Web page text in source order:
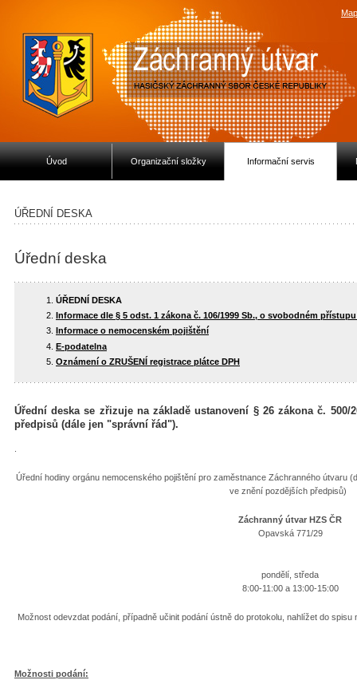
Úvod Organizační složky Informační servis
ÚŘEDNÍ DESKA
Úřední deska
ÚŘEDNÍ DESKA
Informace dle § 5 odst. 1 zákona č. 106/1999 Sb., o svobodném
Informace o nemocenském pojištění
E-podatelna
Oznámení o ZRUŠENÍ registrace plátce DPH
Úřední deska se zřizuje na základě ustanovení § 26 zákona č.
předpisů (dále jen "správní řád").
Úřední hodiny orgánu nemocenského pojištění pro zaměstnance Záchranného útvaru
ve znění pozdějších předpisů)
Záchranný útvar HZS ČR
Opavská 771/29
pondělí, středa
8:00-11:00 a 13:00-15:00
Možnost odevzdat podání, případně učinit podání ústně do protokolu, nahlížet do
Možnosti podání: